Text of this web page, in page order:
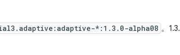
*:1.3.0-alpha08 。